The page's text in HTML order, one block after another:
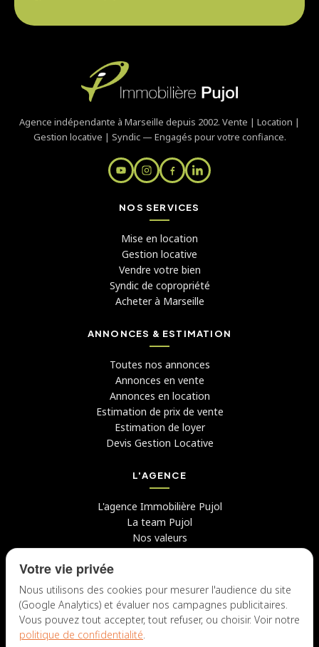
Agence indépendante à Marseille depuis 2002. Vente | Location |
Gestion locative | Syndic — Engagés pour votre confiance.
NOS SERVICES
Mise en location
Gestion locative
Vendre votre bien
Syndic de copropriété
Acheter à Marseille
ANNONCES & ESTIMATION
Toutes nos annonces
Annonces en vente
Annonces en location
Estimation de prix de vente
Estimation de loyer
Devis Gestion Locative
L'AGENCE
L'agence Immobilière Pujol
La team Pujol
Nos valeurs
Candidater chez nous
NOUS CONTACTER
Votre vie privée
Nous utilisons des cookies pour mesurer l'audience du site
(Google Analytics) et évaluer nos campagnes publicitaires.
Vous pouvez tout accepter, tout refuser, ou choisir. Voir notre
politique de confidentialité.